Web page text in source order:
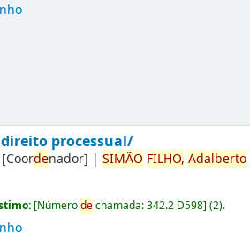
processual/
[Coordenador] |SIMÃO FILHO, Adalberto
[Númerodechamada:342.2 D598](2).